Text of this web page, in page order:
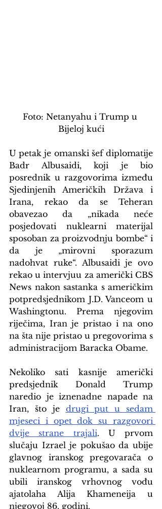
Foto: Netanyahu i Trump u
Bijeloj kući
U petak je omanski šef diplomatije
Badr Albusaidi, koji je bio
posrednik u razgovorima između
Sjedinjenih Američkih Država i
Irana, rekao da se Teheran
obavezao da „nikada neće
posjedovati nuklearni materijal
sposoban za proizvodnju bombe“ i
da je „mirovni sporazum
nadohvat ruke“. Albusaidi je ovo
rekao u intervjuu za američki CBS
News nakon sastanka s američkim
potpredsjednikom J.D. Vanceom u
Washingtonu. Prema njegovim
riječima, Iran je pristao i na ono
na šta nije pristao u pregovorima s
administracijom Baracka Obame.
Nekoliko sati kasnije američki
predsjednik Donald Trump
naredio je iznenadne napade na
Iran, što je drugi put u sedam
mjeseci i opet dok su razgovori
dvije strane trajali. U prvom
slučaju Izrael je pokušao da ubije
glavnog iranskog pregovarača o
nuklearnom programu, a sada su
ubili iranskog vrhovnog vođu
ajatolaha Alija Khameneija u
njegovoj 86. godini.